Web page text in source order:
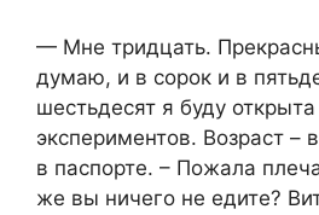
— Мне тридцать.
думаю, и в сорок и в
шестьдесят я буду
экспериментов. Возраст –
в паспорте. – Пожала
же вы ничего не едите?